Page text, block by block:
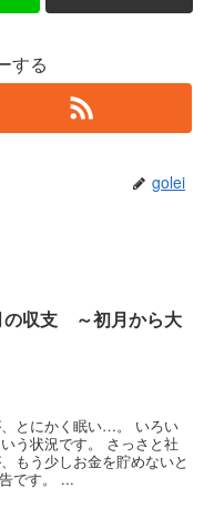
する
golei
の収支 ～初月から大
とにかく眠い…。 いろい
う状況です。 さっさと社
もう少しお金を貯めないと
です。 ...